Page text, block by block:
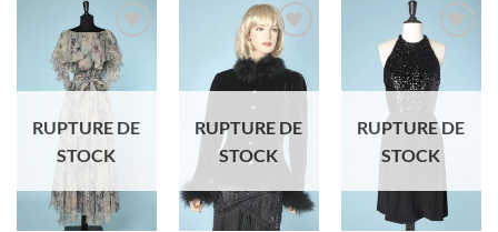
Ajouter
à la liste
d'envies
RUPTURE DE
STOCK
Ajouter
à la liste
d'envies
RUPTURE DE
STOCK
Ajouter
à la liste
d'envies
RUPTURE DE
STOCK